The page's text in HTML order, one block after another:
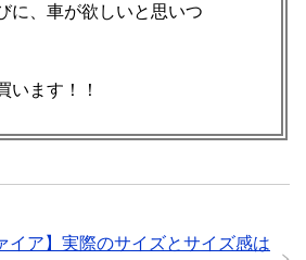
に、車が欲しいと思いつ
います！！
イア】実際のサイズとサイズ感は